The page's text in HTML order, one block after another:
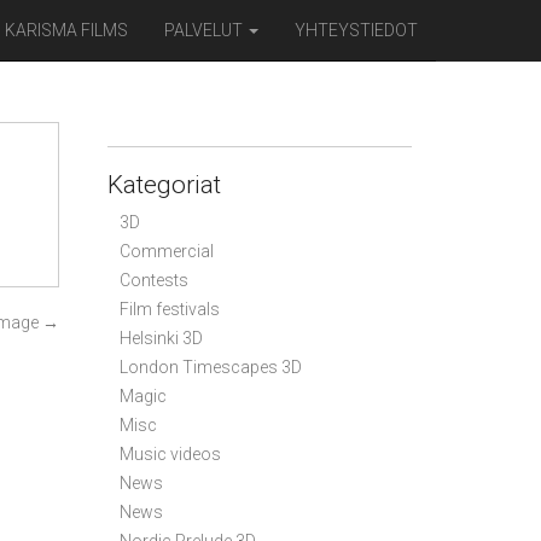
KARISMA FILMS PALVELUT YHTEYSTIEDOT
→
Kategoriat
3D
Commercial
Contests
Film festivals
Helsinki 3D
London Timescapes 3D
Magic
Misc
Music videos
News
News